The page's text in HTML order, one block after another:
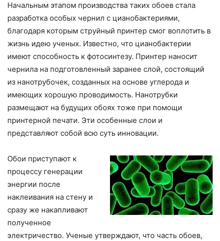
Начальным этапом производства таких обоев стала
разработка особых чернил с цианобактериями,
благодаря которым струйный принтер смог воплотить в
жизнь идею ученых. Известно, что цианобактерии
имеют способность к фотосинтезу. Принтер наносит
чернила на подготовленный заранее слой, состоящий
из нанотрубочек, созданных на основе углерода и
имеющих хорошую проводимость. Нанотрубки
размещают на будущих обоях тоже при помощи
принтерной печати. Эти особенные слои и
представляют собой всю суть инновации.
Обои приступают к
процессу генерации
энергии после
наклеивания на стену и
сразу же накапливают
полученное
электричество. Ученые утверждают, что часть обоев,